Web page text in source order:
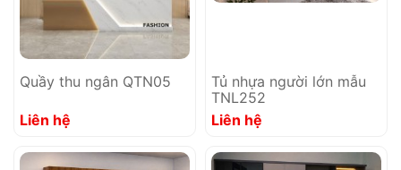
Quầy thu ngân QTN05
Liên hệ
Tủ nhựa người lớn mẫu
TNL252
Liên hệ